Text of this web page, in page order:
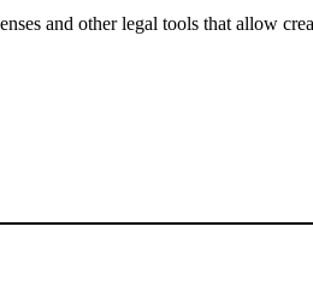
and other legal tools that allow